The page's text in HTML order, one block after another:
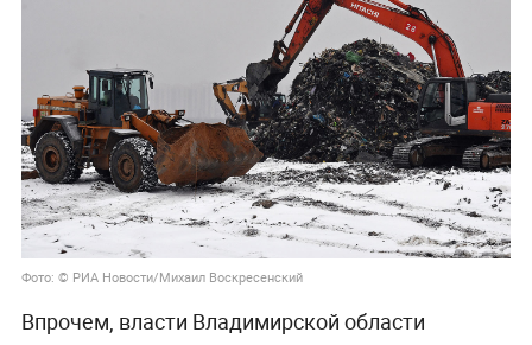
Фото: © РИА Новости/Михаил Воскресенский
Впрочем, власти Владимирской области